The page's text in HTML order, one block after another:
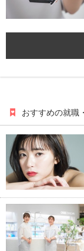
おすすめの就職